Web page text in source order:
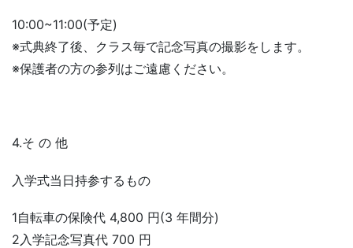
10:00~11:00(予定)
※式典終了後、クラス毎で記念写真の撮影をします。
※保護者の方の参列はご遠慮ください。
4.そ の 他
入学式当日持参するもの
1自転車の保険代 4,800 円(3 年間分)
2入学記念写真代 700 円